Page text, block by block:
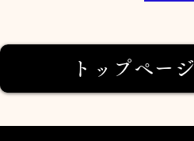
トップページ